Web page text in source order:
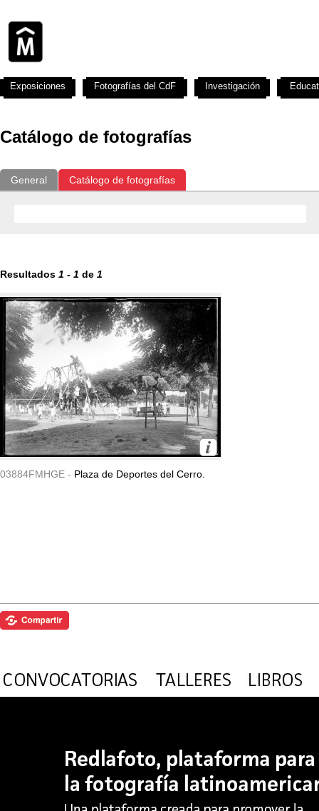
Catálogo de fotografías
General Catálogo de fotografías
Resultados 1 - 1 de 1
03884FMHGE - Plaza de Deportes del Cerro.
Exposiciones Fotografías del CdF Investigación